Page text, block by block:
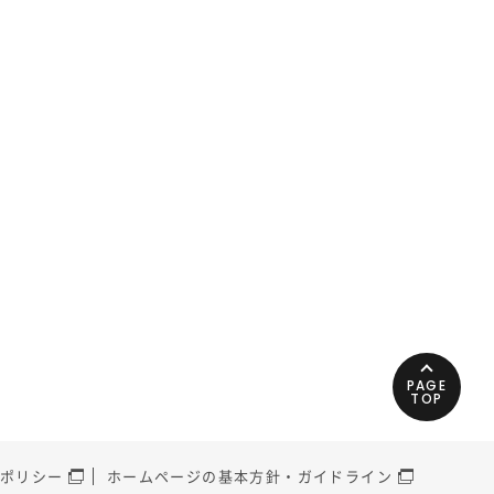
リシー ホームページの基本方針・ガイドライン
PAGE
TOP